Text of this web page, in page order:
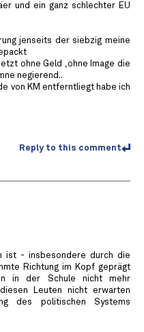
und ein ganz schlechter EU
jenseits der siebzig meine
ohne Geld ,ohne Image die
negierend..
von KM entferntliegt habe ich
Reply to this comment
ist - insbesondere durch die
Richtung im Kopf geprägt
in der Schule nicht mehr
Leuten nicht erwarten
des politischen Systems